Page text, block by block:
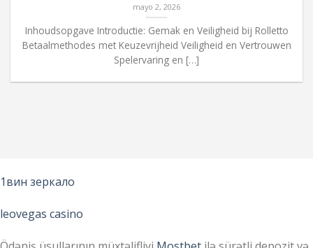
mayo 2, 2026
Inhoudsopgave Introductie: Gemak en Veiligheid bij Rolletto
Betaalmethodes met Keuzevrijheid Veiligheid en Vertrouwen
Spelervaring en […]
1вин зеркало
leovegas casino